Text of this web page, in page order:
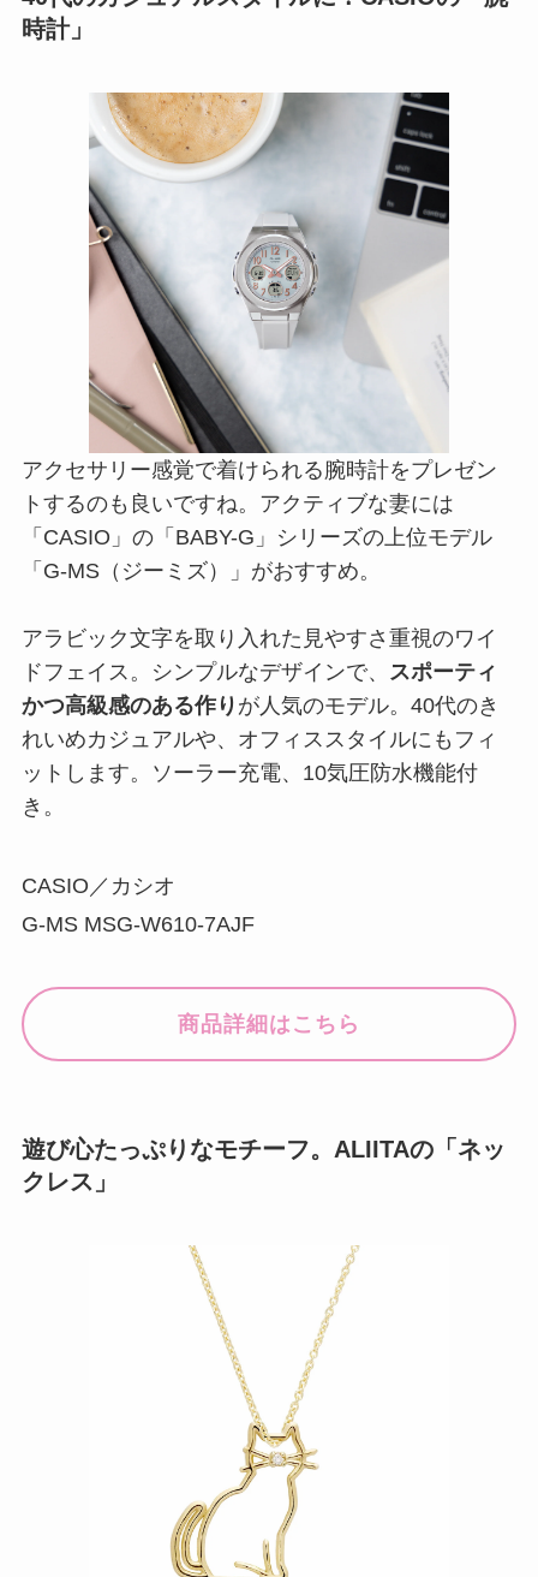
時計」
アクセサリー感覚で着けられる腕時計をプレゼン
トするのも良いですね。アクティブな妻には
「CASIO」の「BABY-G」シリーズの上位モデル
「G-MS（ジーミズ）」がおすすめ。
アラビック文字を取り入れた見やすさ重視のワイ
ドフェイス。シンプルなデザインで、
スポーティ
かつ高級感のある作り が人気のモデル。40代のき
れいめカジュアルや、オフィススタイルにもフィ
ットします。ソーラー充電、10気圧防水機能付
き。
CASIO／カシオ
G-MS MSG-W610-7AJF
商品詳細はこちら
遊び心たっぷりなモチーフ。ALIITAの「ネッ
クレス」